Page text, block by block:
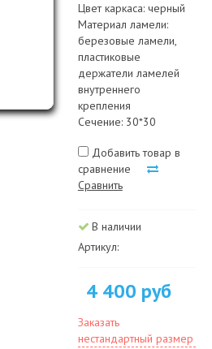
Цвет каркаса: черный
Материал ламели:
березовые ламели,
пластиковые
держатели ламелей
внутреннего
крепления
Сечение: 30*30
Добавить товар в
сравнение
Сравнить
В наличии
Артикул:
4 400 руб
Заказать
нестандартный размер